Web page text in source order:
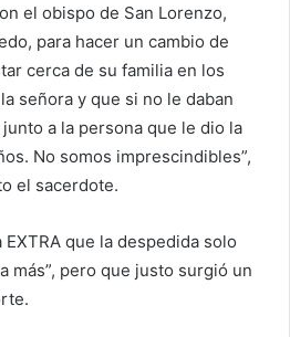
el obispo de San Lorenzo,
para hacer un cambio de
cerca de su familia en los
señora y que si no le daban
a la persona que le dio la
No somos imprescindibles”,
el sacerdote.
EXTRA que la despedida solo
más”, pero que justo surgió un